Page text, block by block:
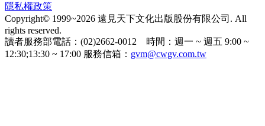
隱私權政策
Copyright© 1999~2026 遠見天下文化出版股份有限公司. All
rights reserved.
讀者服務部電話：(02)2662-0012 時間：週一 ~ 週五 9:00 ~
12:30;13:30 ~ 17:00 服務信箱： gvm@cwgv.com.tw